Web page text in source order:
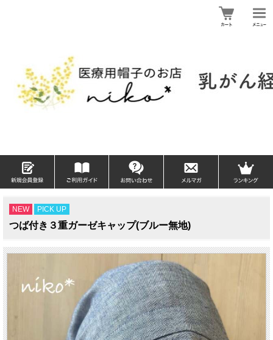
NEW PICK UP
つば付き３重ガーゼキャップ(ブルー無地)